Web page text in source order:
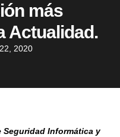
más
Actualidad.
2020
Seguridad Informática y